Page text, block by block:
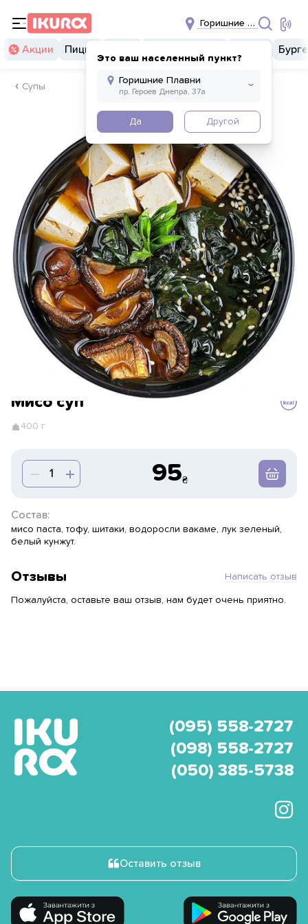
Горишние Плавни
Это ваш населенный пункт?
Да Другой
Акции Пицца
Супы
Мисо суп
400 г
95
Состав:
мисо паста, тофу, шитаки, водоросли вакаме, лук зеленый,
белый кунжут.
Отзывы Написать отзыв
Пожалуйста, оставьте ваш отзыв, нам будет очень приятно.
(095) 558-2727
(098) 558-2727
(050) 385-5738
Оставить отзыв